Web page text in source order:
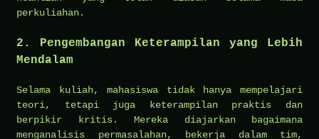
perkuliahan.
2. Pengembangan Keterampilan yang Lebih
Mendalam
Selama kuliah, mahasiswa tidak hanya mempelajari
teori, tetapi juga keterampilan praktis dan
berpikir kritis. Mereka diajarkan bagaimana
menganalisis permasalahan, bekerja dalam tim,